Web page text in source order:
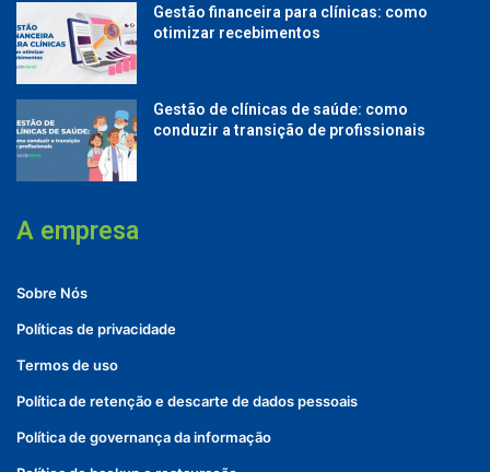
Gestão financeira para clínicas: como
otimizar recebimentos
Gestão de clínicas de saúde: como
conduzir a transição de profissionais
A empresa
Sobre Nós
Políticas de privacidade
Termos de uso
Política de retenção e descarte de dados pessoais
Política de governança da informação